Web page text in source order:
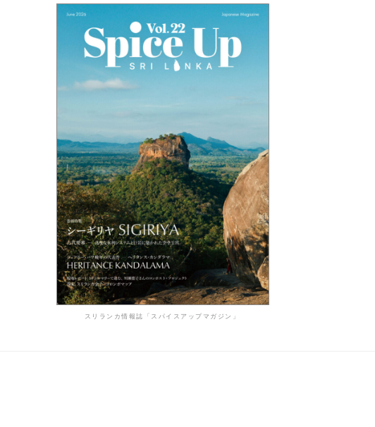
スリランカ情報誌「スパイスアップマガジン」